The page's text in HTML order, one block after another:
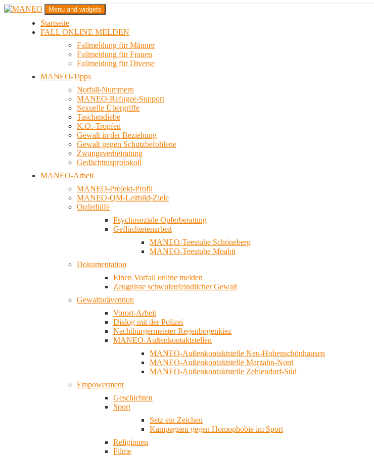
Zum
MANEO
Das schwule Anti-Gewalt-Projekt in Berlin
Menu and widgets
Startseite
FALL ONLINE MELDEN
Fallmeldung für Männer
Fallmeldung für Frauen
Fallmeldung für Diverse
MANEO-Tipps
Notfall-Nummern
MANEO-Refugee-Support
Sexuelle Übergriffe
Taschendiebe
K.O.-Tropfen
Gewalt in der Beziehung
Gewalt gegen Schutzbefohlene
Zwangsverheiratung
Gedächtnisprotokoll
MANEO-Arbeit
MANEO-Projekt-Profil
MANEO-QM-Leitbild-Ziele
Opferhilfe
Psychosoziale Opferberatung
Geflüchtetenarbeit
MANEO-Teestube Schöneberg
MANEO-Teestube Moabit
Dokumentation
Einen Vorfall online melden
Zeugnisse schwulenfeindlicher Gewalt
Gewaltprävention
Vorort-Arbeit
Dialog mit der Polizei
Nachtbürgermeister Regenbogenkiez
MANEO-Außenkontaktstellen
MANEO-Außenkontaktstelle Neu-Hohenschönhausen
MANEO-Außenkontaktstelle Marzahn-Nord
MANEO-Außenkontaktstelle Zehlendorf-Süd
Empowerment
Geschichten
Sport
Setz ein Zeichen
Kampagnen gegen Homophobie im Sport
Religionen
Filme